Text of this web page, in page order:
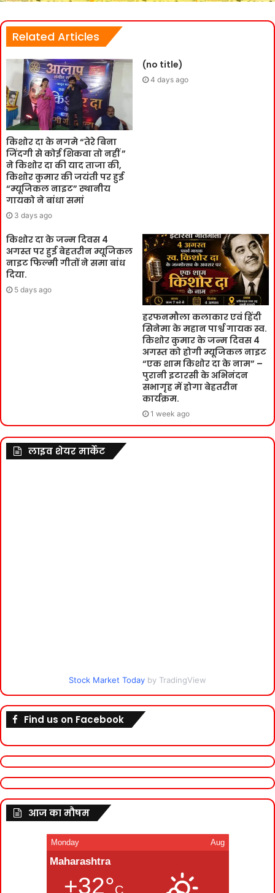
Related Articles
किशोर दा के नगमे “तेरे बिना
जिंदगी से कोई शिकवा तो नहीं ”
ने किशोर दा की याद ताजा की,
किशोर कुमार की जयंती पर हुई
“म्यूजिकल नाइट” स्थानीय
गायको ने बांधा समां
3 days ago
(no title)
4 days ago
किशोर दा के जन्म दिवस 4
अगस्त पर हुई बेहतरीन म्यूजिकल
नाइट फिल्मी गीतों ने समा बांध
दिया.
5 days ago
हरफनमौला कलाकार एवं हिंदी
सिनेमा के महान पार्श्व गायक स्व.
किशोर कुमार के जन्म दिवस 4
अगस्त को होगी म्यूजिकल नाइट
“एक शाम किशोर दा के नाम” –
पुरानी इटारसी के अभिनंदन
सभागृह में होगा बेहतरीन
कार्यक्रम.
1 week ago
लाइव शेयर मार्केट
Stock Market Today by TradingView
Find us on Facebook
आज का मौषम
Monday Aug
Maharashtra
+32°C